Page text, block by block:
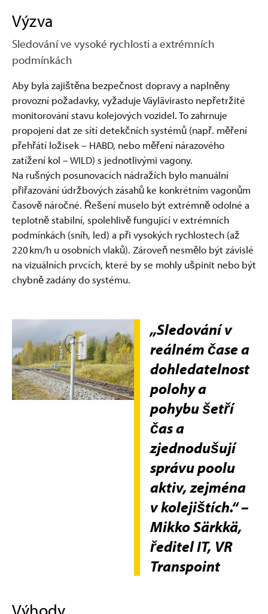
Výzva
Sledování ve vysoké rychlosti a extrémních
podmínkách
Aby byla zajištěna bezpečnost dopravy a naplněny
provozní požadavky, vyžaduje Väylävirasto nepřetržité
monitorování stavu kolejových vozidel. To zahrnuje
propojení dat ze sítí detekčních systémů (např. měření
přehřátí ložisek – HABD, nebo měření nárazového
zatížení kol – WILD) s jednotlivými vagony.
Na rušných posunovacích nádražích bylo manuální
přiřazování údržbových zásahů ke konkrétním vagonům
časově náročné. Řešení muselo být extrémně odolné a
teplotně stabilní, spolehlivě fungující v extrémních
podmínkách (sníh, led) a při vysokých rychlostech (až
220 km/h u osobních vlaků). Zároveň nesmělo být závislé
na vizuálních prvcích, které by se mohly ušpinit nebo být
chybně zadány do systému.
„Sledování v
reálném čase a
dohledatelnost
polohy a
pohybu šetří
čas a
zjednodušují
správu poolu
aktiv, zejména
v kolejištích.“ –
Mikko Särkkä,
ředitel IT, VR
Transpoint